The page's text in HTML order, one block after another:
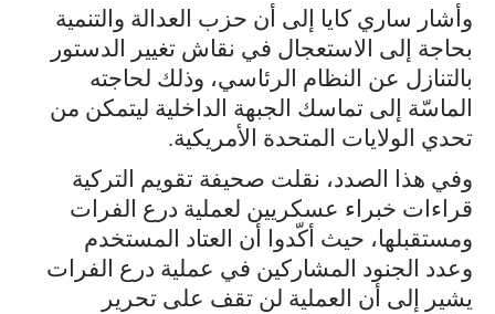
وأشار ساري كايا إلى أن حزب العدالة والتنمية
بحاجة إلى الاستعجال في نقاش تغيير الدستور
بالتنازل عن النظام الرئاسي، وذلك لحاجته
الماسّة إلى تماسك الجبهة الداخلية ليتمكن من
تحدي الولايات المتحدة الأمريكية.
وفي هذا الصدد، نقلت صحيفة تقويم التركية
قراءات خبراء عسكريين لعملية درع الفرات
ومستقبلها، حيث أكّدوا أن العتاد المستخدم
وعدد الجنود المشاركين في عملية درع الفرات
يشير إلى أن العملية لن تقف على تحرير